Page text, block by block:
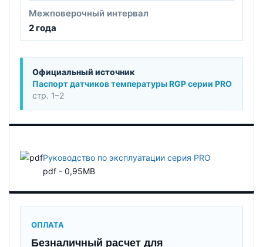
Межповерочный интервал
2 года
Официальный источник
Паспорт датчиков температуры RGP серии PRO
стр. 1–2
Руководство по эксплуатации серия PRO
pdf - 0,95MB
ОПЛАТА
Безналичный расчет для